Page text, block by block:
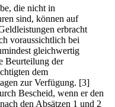
die nicht in
sind, können auf
erbracht
voraussichtlich bei
gleichwertig
Beurteilung der
dem
zur Verfügung. [3]
Bescheid, wenn er den
den Absätzen 1 und 2